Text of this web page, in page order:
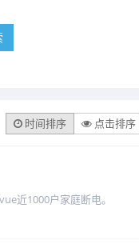
时间排序 点击排序
近1000户家庭断电。